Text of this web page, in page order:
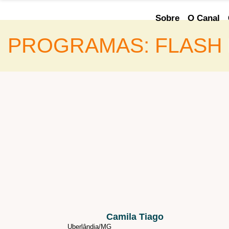
Sobre O Canal
PROGRAMAS: FLASH
Camila Tiago
Uberlândia/MG